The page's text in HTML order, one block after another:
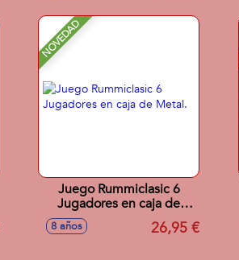
NOVEDAD
Juego Rummiclasic 6
Jugadores en caja de
8 años 26,95 €